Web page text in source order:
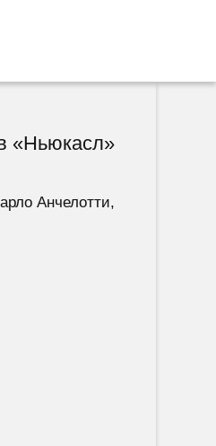
«Ньюкасл»
Анчелотти,